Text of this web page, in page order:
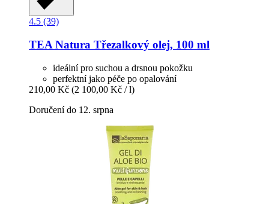
4.5 (39)
TEA Natura Třezalkový olej, 100 ml
ideální pro suchou a drsnou pokožku
perfektní jako péče po opalování
210,00 Kč (2 100,00 Kč / l)
Doručení do 12. srpna